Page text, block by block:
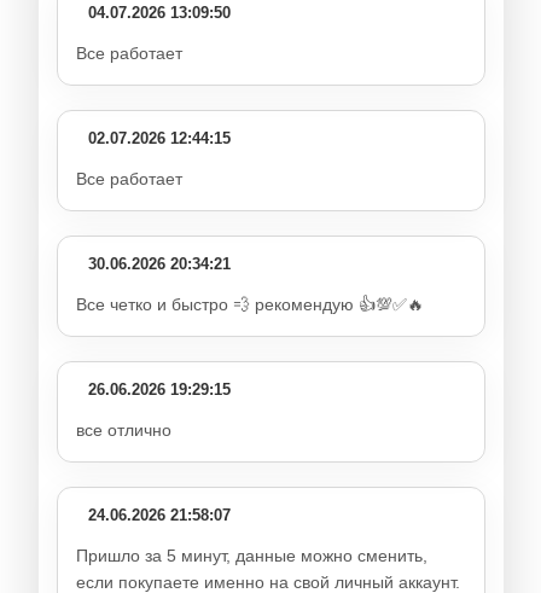
04.07.2026 13:09:50
Все работает
02.07.2026 12:44:15
Все работает
30.06.2026 20:34:21
Все четко и быстро 💨 рекомендую 👍💯✅🔥
26.06.2026 19:29:15
все отлично
24.06.2026 21:58:07
Пришло за 5 минут, данные можно сменить,
если покупаете именно на свой личный аккаунт.